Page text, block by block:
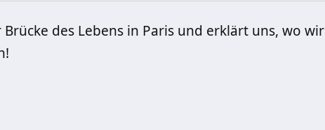
des Lebens in Paris und erklärt uns, wo wir